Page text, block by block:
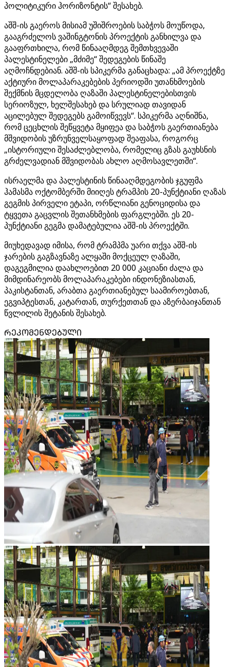
პოლიტიკური ჰორიზონტის“ შესახებ.
აშშ-ის გაეროს მისიამ უშიშროების საბჭოს მოუწოდა,
გააგრძელოს ვაშინგტონის პროექტის განხილვა და
გააფრთხილა, რომ წინააღმდეგ შემთხვევაში
პალესტინელები „მძიმე“ შედეგების წინაშე
აღმოჩნდებიან. აშშ-ის სპიკერმა განაცხადა: „ამ პროექტზე
აქტიური მოლაპარაკებების პერიოდში უთანხმოების
შექმნის მცდელობა ღაზაში პალესტინელებისთვის
სერიოზულ, ხელშესახებ და სრულიად თავიდან
აცილებულ შედეგებს გამოიწვევს“. სპიკერმა აღნიშნა,
რომ ცეცხლის შეწყვეტა მყიფეა და საბჭოს გაერთიანება
მშვიდობის უზრუნველსაყოფად შეაფასა, როგორც
„ისტორიული შესაძლებლობა, რომელიც გზას გაუხსნის
გრძელვადიან მშვიდობას ახლო აღმოსავლეთში“.
ისრაელმა და პალესტინის წინააღმდეგობის ჯგუფმა
ჰამასმა ოქტომბერში მიიღეს ტრამპის 20-პუნქტიანი ღაზას
გეგმის პირველი ეტაპი, ორწლიანი გენოციდისა და
ტყვეთა გაცვლის შეთანხმების ფარგლებში. ეს 20-
პუნქტიანი გეგმა დამატებულია აშშ-ის პროექტში.
მიუხედავად იმისა, რომ ტრამპმა უარი თქვა აშშ-ის
ჯარების გაგზავნაზე ალყაში მოქცეულ ღაზაში,
დაგეგმილია დაახლოებით 20 000 კაციანი ძალა და
მიმდინარეობს მოლაპარაკებები ინდონეზიასთან,
პაკისტანთან, არაბთა გაერთიანებულ საამიროებთან,
ეგვიპტესთან, კატართან, თურქეთთან და აზერბაიჯანთან
წვლილის შეტანის შესახებ.
ᲠᲔᲙᲝᲛᲔᲜᲓᲔᲑᲣᲚᲘ